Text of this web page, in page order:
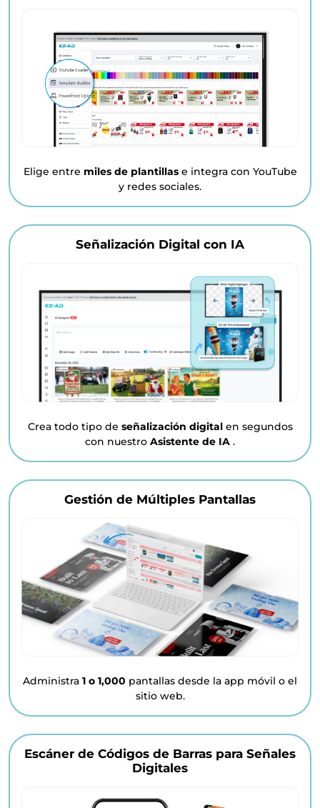
Elige entre miles de plantillase integra con YouTube
y redes sociales.
Señalización Digital con IA
Crea todo tipo de señalización digitalen segundos
con nuestro Asistente de IA .
Gestión de Múltiples Pantallas
Administra 1 o 1,000 pantallas desde la app móvil o el
sitio web.
Escáner de Códigos de Barras para Señales
Digitales